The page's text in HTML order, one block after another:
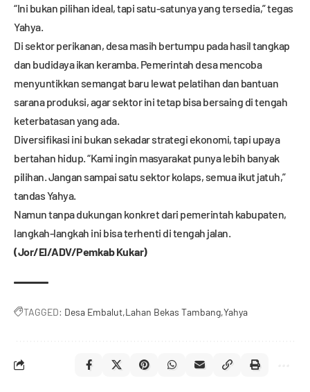
“Ini bukan pilihan ideal, tapi satu-satunya yang tersedia,” tegas
Yahya.
Di sektor perikanan, desa masih bertumpu pada hasil tangkap
dan budidaya ikan keramba. Pemerintah desa mencoba
menyuntikkan semangat baru lewat pelatihan dan bantuan
sarana produksi, agar sektor ini tetap bisa bersaing di tengah
keterbatasan yang ada.
Diversifikasi ini bukan sekadar strategi ekonomi, tapi upaya
bertahan hidup. “Kami ingin masyarakat punya lebih banyak
pilihan. Jangan sampai satu sektor kolaps, semua ikut jatuh,”
tandas Yahya.
Namun tanpa dukungan konkret dari pemerintah kabupaten,
langkah-langkah ini bisa terhenti di tengah jalan.
(Jor/El/ADV/Pemkab Kukar)
TAGGED: Desa Embalut Lahan Bekas Tambang Yahya